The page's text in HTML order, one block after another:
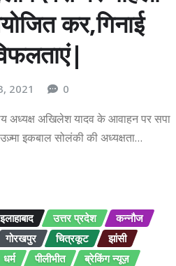
कर,गिनाई
2021 0
अध्यक्ष अखिलेश यादव के आवाहन पर सपा
इकबाल सोलंकी की अध्यक्षता…
इलाहाबाद उत्तर प्रदेश
कन्नौज
गोरखपुर चित्रकूट
झांसी
धर्म पीलीभीत
ब्रेकिंग न्यूज़